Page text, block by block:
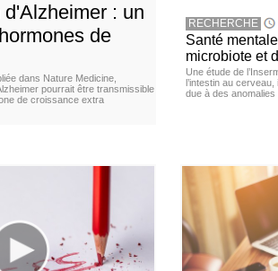
: un
de
dans Nature Medicine,
pourrait être transmissible
de croissance extra
RECHERCHE
Santé
microbiote et
Une étude de
l’intestin au
due à des